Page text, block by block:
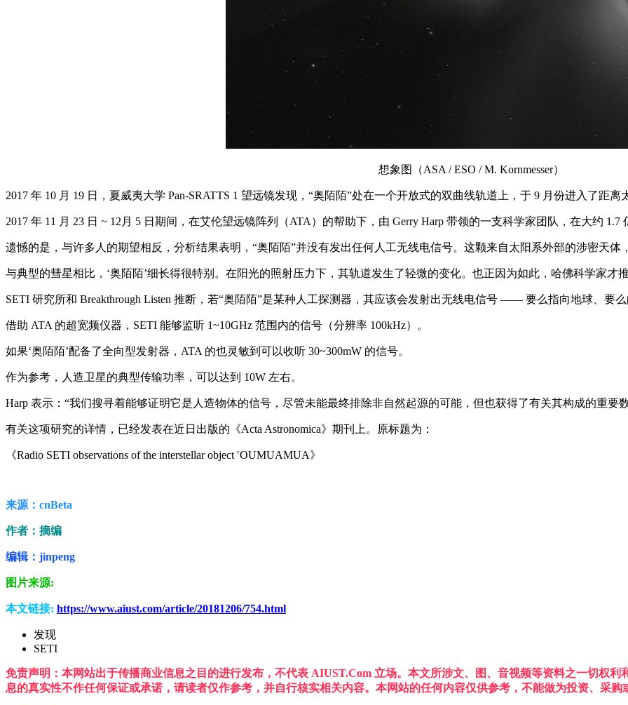
想象图（ASA / ESO / M. Kornmesser）
2017 年 10 月 19 日，夏威夷大学 Pan-SRATTS 1 望远镜发现，“奥陌陌”处在一个开放式的双曲线轨道上，于 9 月份进入了距
2017 年 11 月 23 日 ~ 12月 5 日期间，在艾伦望远镜阵列（ATA）的帮助下，由 Gerry Harp 带领的一支科学家团队，在大约
遗憾的是，与许多人的期望相反，分析结果表明，“奥陌陌”并没有发出任何人工无线电信号。这颗来自太阳系外部的涉密天体
与典型的彗星相比，‘奥陌陌’细长得很特别。在阳光的照射压力下，其轨道发生了轻微的变化。也正因为如此，哈佛科学家才
SETI 研究所和 Breakthrough Listen 推断，若“奥陌陌”是某种人工探测器，其应该会发射出无线电信号 —— 要么指向地球、要
借助 ATA 的超宽频仪器，SETI 能够监听 1~10GHz 范围内的信号（分辨率 100kHz）。
如果‘奥陌陌’配备了全向型发射器，ATA 的也灵敏到可以收听 30~300mW 的信号。
作为参考，人造卫星的典型传输功率，可以达到 10W 左右。
Harp 表示：“我们搜寻着能够证明它是人造物体的信号，尽管未能最终排除非自然起源的可能，但也获得了有关其构成的重要
有关这项研究的详情，已经发表在近日出版的《Acta Astronomica》期刊上。原标题为：
《Radio SETI observations of the interstellar object ′OUMUAMUA》
来源：cnBeta
作者：摘编
编辑：jinpeng
图片来源:
本文链接: https://www.aiust.com/article/20181206/754.html
发现
SETI
免责声明：本网站出于传播商业信息之目的进行发布，不代表 AIUST.Com 立场。本文所涉文、图、音视频等资料之一切权
息的真实性不作任何保证或承诺，请读者仅作参考，并自行核实相关内容。本网站的任何内容仅供参考，不能做为投资、采